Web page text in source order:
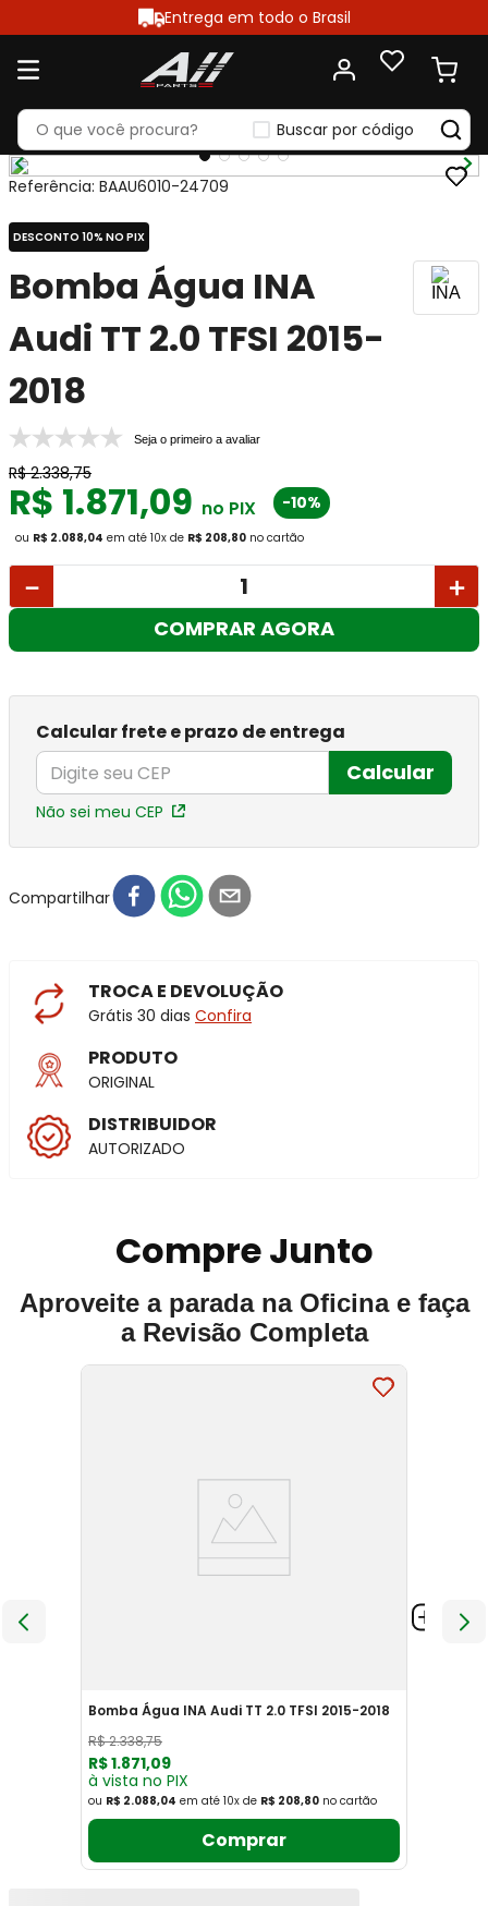
Entrega em todo o Brasil
Buscar por código
Referência: BAAU6010-24709
DESCONTO 10% NO PIX
Bomba Água INA
Audi TT 2.0 TFSI 2015-
2018
Seja o primeiro a avaliar
R$ 2.338,75
R$ 1.871,09 no PIX -10%
ou R$ 2.088,04 em até 10x de R$ 208,80 no cartão
＋
－
COMPRAR AGORA
Calcular frete e prazo de entrega
Calcular
Não sei meu CEP
Compartilhar
TROCA E DEVOLUÇÃO
Grátis 30 dias Confira
PRODUTO
ORIGINAL
DISTRIBUIDOR
AUTORIZADO
Compre Junto
Aproveite a parada na Oficina e faça
a Revisão Completa
Bomba Água INA Audi TT 2.0 TFSI 2015-2018
R$2.338,75
R$1.871,09
à vista no PIX
ou R$ 2.088,04 em até 10x de R$ 208,80 no cartão
Comprar